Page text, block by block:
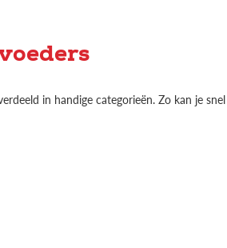
in handige categorieën. Zo kan je